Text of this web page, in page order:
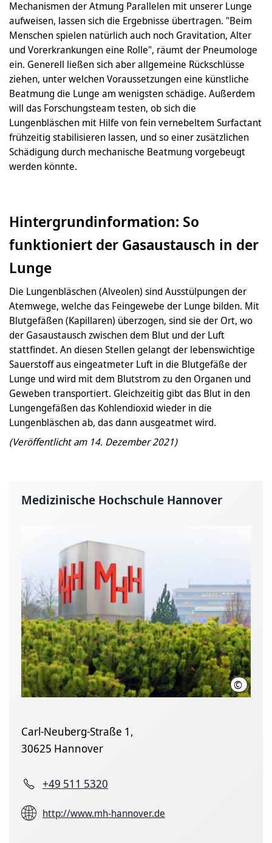
Mechanismen der Atmung Parallelen mit unserer Lunge
aufweisen, lassen sich die Ergebnisse übertragen. "Beim
Menschen spielen natürlich auch noch Gravitation, Alter
und Vorerkrankungen eine Rolle", räumt der Pneumologe
ein. Generell ließen sich aber allgemeine Rückschlüsse
ziehen, unter welchen Voraussetzungen eine künstliche
Beatmung die Lunge am wenigsten schädige. Außerdem
will das Forschungsteam testen, ob sich die
Lungenbläschen mit Hilfe von fein vernebeltem Surfactant
frühzeitig stabilisieren lassen, und so einer zusätzlichen
Schädigung durch mechanische Beatmung vorgebeugt
werden könnte.
Hintergrundinformation: So
funktioniert der Gasaustausch in der
Lunge
Die Lungenbläschen (Alveolen) sind Ausstülpungen der
Atemwege, welche das Feingewebe der Lunge bilden. Mit
Blutgefäßen (Kapillaren) überzogen, sind sie der Ort, wo
der Gasaustausch zwischen dem Blut und der Luft
stattfindet. An diesen Stellen gelangt der lebenswichtige
Sauerstoff aus eingeatmeter Luft in die Blutgefäße der
Lunge und wird mit dem Blutstrom zu den Organen und
Geweben transportiert. Gleichzeitig gibt das Blut in den
Lungengefäßen das Kohlendioxid wieder in die
Lungenbläschen ab, das dann ausgeatmet wird.
(Veröffentlicht am 14. Dezember 2021)
Medizinische Hochschule Hannover
© Karin
Carl-Neuberg-Straße 1,
30625 Hannover
+49 511 5320
http://www.mh-hannover.de